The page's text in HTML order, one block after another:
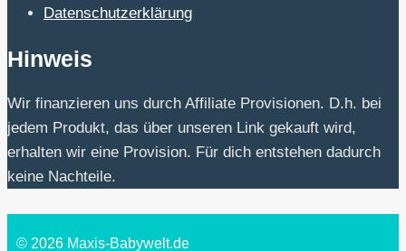
Datenschutzerklärung
Hinweis
Wir finanzieren uns durch Affiliate Provisionen. D.h. bei
jedem Produkt, das über unseren Link gekauft wird,
erhalten wir eine Provision. Für dich entstehen dadurch
keine Nachteile.
© 2026 Maxis-Babywelt.de